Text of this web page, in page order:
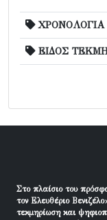
ΧΡΟΝΟΛΟΓΙΑ
ΕΙΔΟΣ
Στο πλαίσιο του
τον Ελευθέριο
τεκμηρίωση και